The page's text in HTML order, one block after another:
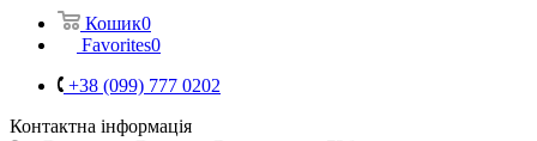
Кошик0
Favorites0
+38 (099) 777 0202
Контактна інформація